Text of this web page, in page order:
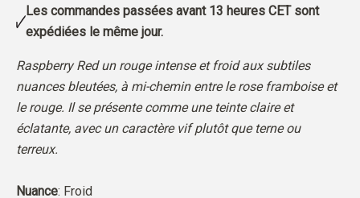
Les commandes passées avant 13 heures CET sont
expédiées le même jour.
Raspberry Red un rouge intense et froid aux subtiles
nuances bleutées, à mi-chemin entre le rose framboise et
le rouge. Il se présente comme une teinte claire et
éclatante, avec un caractère vif plutôt que terne ou
terreux.
Nuance: Froid